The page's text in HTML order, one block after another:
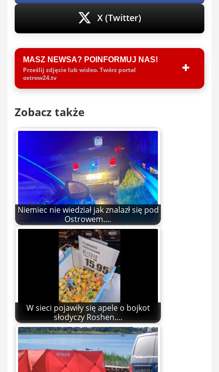
X (Twitter)
MASZ NEWSA? POINFORMUJ NAS!
Prześlij zdjęcie lub wideo. Twórz portal
ostrow24.tv
Zobacz także
Niemiec nie wiedział jak znalazł się pod
Ostrowem.…
W sieci pojawiły się apele o bojkot
słodyczy Roshen.…